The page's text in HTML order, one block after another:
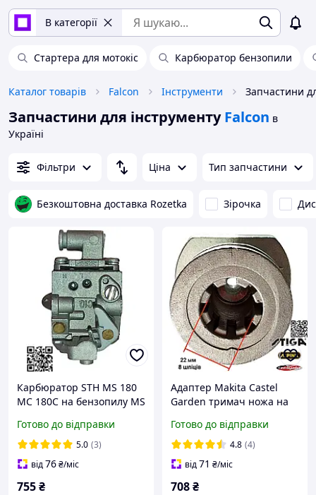
В категорії
Стартера для мотокіс Карбюратор бензопили
Каталог товарів Falcon Інструменти Запчастини
Запчастини для інструменту Falcon в
Україні
Фільтри Ціна Тип запчастини
Безкоштовна доставка Rozetka Зірочка
Карбюратор STH MS 180
МС 180C на бензопилу MS
017 018 C1Q-S57H C1Q-
S152E C1Q-S137G 1130
120 0603 11301200608
Готово до відправки
5.0 (3)
від76₴/міс
755₴
Адаптер Makita Castel
Garden тримач ножа на
Alpina муфта на Honda
Mountfield D22мм h66мм
122465607/4 664465607
Готово до відправки
4.8 (4)
від71 ₴/міс
708₴